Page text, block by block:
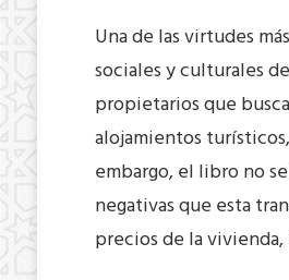
Una de las virtudes
sociales y culturales
propietarios que
alojamientos
embargo, el libro no
negativas que esta
precios de la